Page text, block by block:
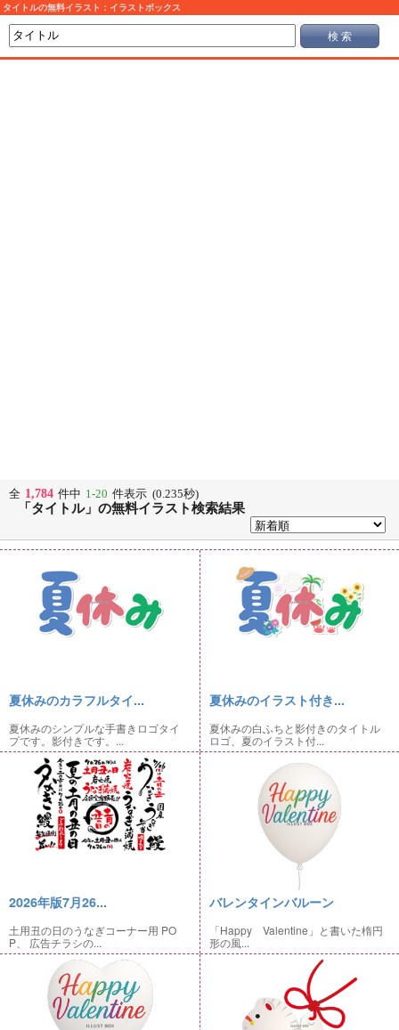
タイトルの無料イラスト：イラストボックス
検 索
全 1,784 件中 1-20 件表示 (0.235秒)
「タイトル」の無料イラスト検索結果
夏休みのカラフルタイ...
夏休みのシンプルな手書きロゴタイ
プです。影付きです。...
夏休みのイラスト付き...
夏休みの白ふちと影付きのタイトル
ロゴ、夏のイラスト付...
2026年版7月26...
土用丑の日のうなぎコーナー用 PO
P、 広告チラシの...
バレンタインバルーン
「Happy Valentine」と書いた楕円
形の風...